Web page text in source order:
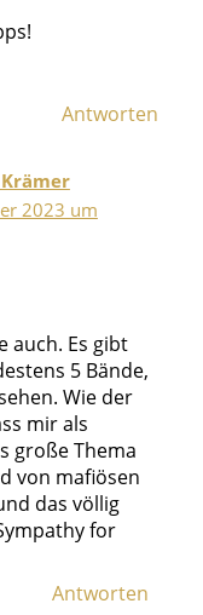
Antworten
2023 um
auch. Es gibt
5 Bände,
Wie der
mir als
große Thema
von mafiösen
das völlig
for
Antworten